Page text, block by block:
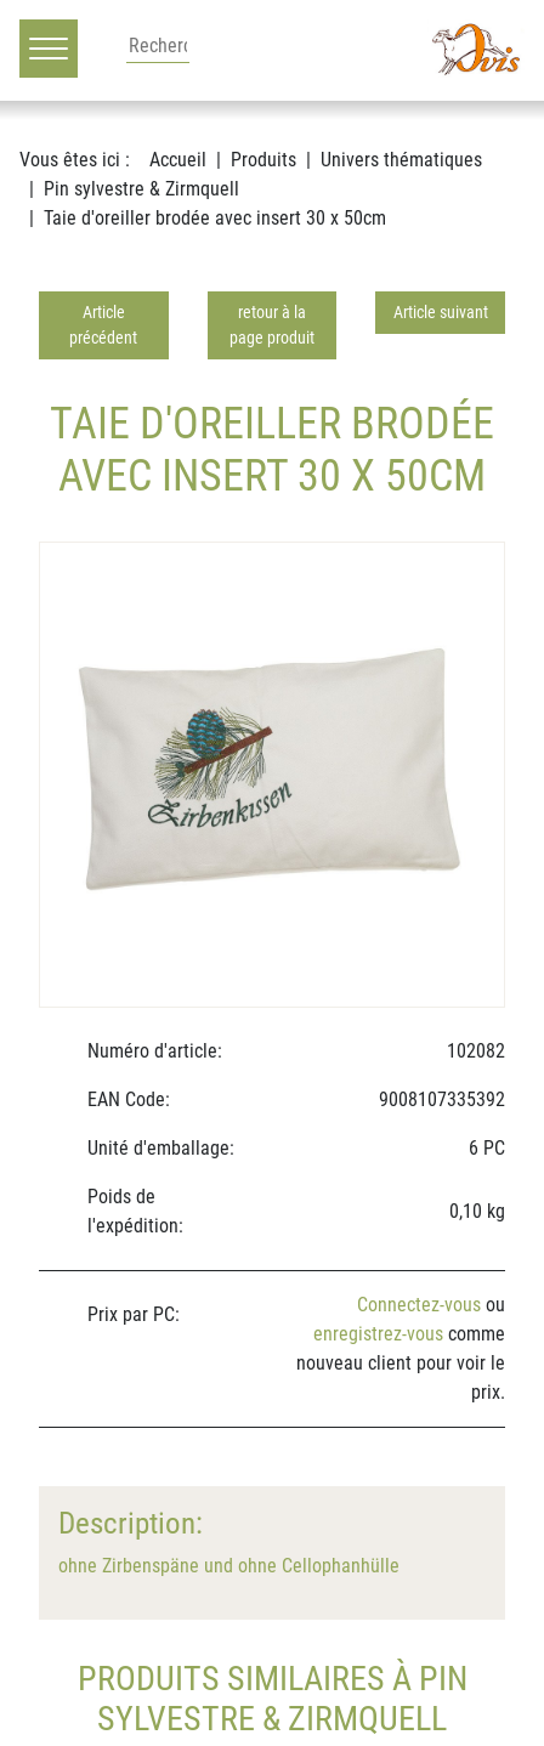
Main navigation
Voir le contenu
Vous êtes ici : Accueil Produits
Univers thématiques
Pin sylvestre & Zirmquell
Taie d'oreiller brodée avec insert 30 x 50cm
Article
précédent
retour à la
page produit
Article suivant
TAIE D'OREILLER BRODÉE
AVEC INSERT 30 X 50CM
Numéro d'article: 102082
EAN Code: 9008107335392
Unité d'emballage: 6 PC
Poids de
l'expédition:
0,10 kg
Prix par PC: Connectez-vous ou
enregistrez-vous comme
nouveau client pour voir le
prix.
Description:
ohne Zirbenspäne und ohne Cellophanhülle
PRODUITS SIMILAIRES À PIN
SYLVESTRE & ZIRMQUELL